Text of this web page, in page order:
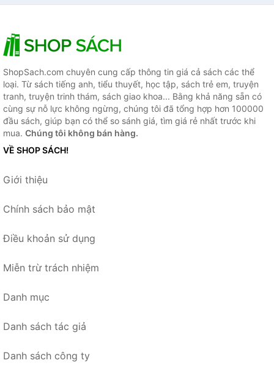
ShopSach.com chuyên cung cấp thông tin giá cả sách các thể
loại. Từ sách tiếng anh, tiểu thuyết, học tập, sách trẻ em, truyện
tranh, truyện trinh thám, sách giao khoa... Bằng khả năng sẵn có
cùng sự nỗ lực không ngừng, chúng tôi đã tổng hợp hơn 100000
đầu sách, giúp bạn có thể so sánh giá, tìm giá rẻ nhất trước khi
mua. Chúng tôi không bán hàng.
VỀ SHOP SÁCH!
Giới thiệu
Chính sách bảo mật
Điều khoản sử dụng
Miễn trừ trách nhiệm
Danh mục
Danh sách tác giả
Danh sách công ty